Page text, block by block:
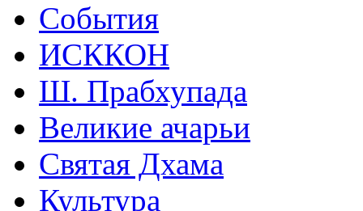
События
ИСККОН
Ш. Прабхупада
Великие ачарьи
Святая Дхама
Культура